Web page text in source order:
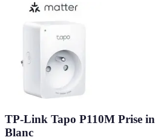
TP-Link Tapo P110M Prise
Blanc